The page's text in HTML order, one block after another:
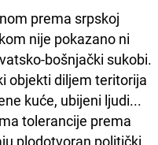
prema srpskoj
nije pokazano ni
bošnjački sukobi.
objekti diljem teritorija
kuće, ubijeni ljudi...
tolerancije prema
plodotvoran politički,